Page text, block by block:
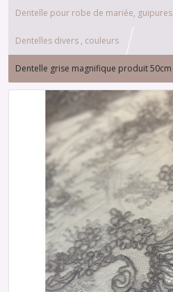
Dentelle pour robe de mariée, guipures
Dentelles divers , couleurs
Dentelle grise magnifique produit 50cm